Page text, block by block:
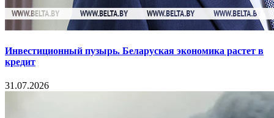
Инвестиционный пузырь. Беларуская экономика растет в
кредит
31.07.2026